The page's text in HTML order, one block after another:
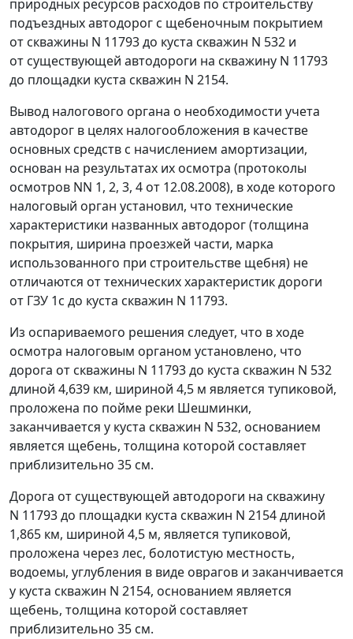
природных ресурсов расходов по строительству
подъездных автодорог с щебеночным покрытием
от скважины N 11793 до куста скважин N 532 и
от существующей автодороги на скважину N 11793
до площадки куста скважин N 2154.
Вывод налогового органа о необходимости учета
автодорог в целях налогообложения в качестве
основных средств с начислением амортизации,
основан на результатах их осмотра (протоколы
осмотров NN 1, 2, 3, 4 от 12.08.2008), в ходе которого
налоговый орган установил, что технические
характеристики названных автодорог (толщина
покрытия, ширина проезжей части, марка
использованного при строительстве щебня) не
отличаются от технических характеристик дороги
от ГЗУ 1с до куста скважин N 11793.
Из оспариваемого решения следует, что в ходе
осмотра налоговым органом установлено, что
дорога от скважины N 11793 до куста скважин N 532
длиной 4,639 км, шириной 4,5 м является тупиковой,
проложена по пойме реки Шешминки,
заканчивается у куста скважин N 532, основанием
является щебень, толщина которой составляет
приблизительно 35 см.
Дорога от существующей автодороги на скважину
N 11793 до площадки куста скважин N 2154 длиной
1,865 км, шириной 4,5 м, является тупиковой,
проложена через лес, болотистую местность,
водоемы, углубления в виде оврагов и заканчивается
у куста скважин N 2154, основанием является
щебень, толщина которой составляет
приблизительно 35 см.